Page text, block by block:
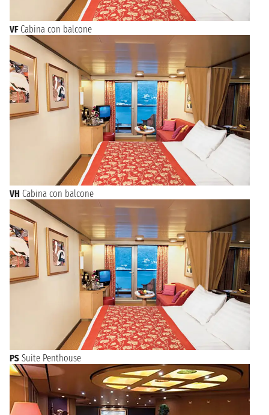
VF Cabina con balcone
VH Cabina con balcone
PS Suite Penthouse